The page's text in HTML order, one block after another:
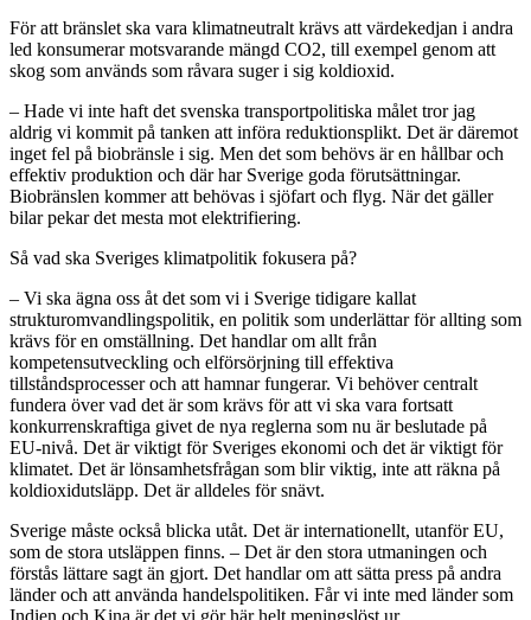
För att bränslet ska vara klimatneutralt krävs att värdekedjan i andra
led konsumerar motsvarande mängd CO2, till exempel genom att
skog som används som råvara suger i sig koldioxid.
– Hade vi inte haft det svenska transportpolitiska målet tror jag
aldrig vi kommit på tanken att införa reduktionsplikt. Det är däremot
inget fel på biobränsle i sig. Men det som behövs är en hållbar och
effektiv produktion och där har Sverige goda förutsättningar.
Biobränslen kommer att behövas i sjöfart och flyg. När det gäller
bilar pekar det mesta mot elektrifiering.
Så vad ska Sveriges klimatpolitik fokusera på?
– Vi ska ägna oss åt det som vi i Sverige tidigare kallat
strukturomvandlingspolitik, en politik som underlättar för allting som
krävs för en omställning. Det handlar om allt från
kompetensutveckling och elförsörjning till effektiva
tillståndsprocesser och att hamnar fungerar. Vi behöver centralt
fundera över vad det är som krävs för att vi ska vara fortsatt
konkurrenskraftiga givet de nya reglerna som nu är beslutade på
EU-nivå. Det är viktigt för Sveriges ekonomi och det är viktigt för
klimatet. Det är lönsamhetsfrågan som blir viktig, inte att räkna på
koldioxidutsläpp. Det är alldeles för snävt.
Sverige måste också blicka utåt. Det är internationellt, utanför EU,
som de stora utsläppen finns. – Det är den stora utmaningen och
förstås lättare sagt än gjort. Det handlar om att sätta press på andra
länder och att använda handelspolitiken. Får vi inte med länder som